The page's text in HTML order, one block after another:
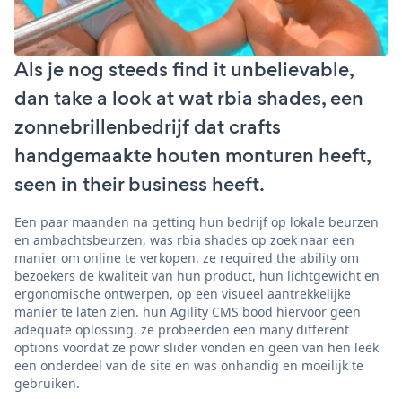
Als je nog steeds find it unbelievable,
dan take a look at wat rbia shades, een
zonnebrillenbedrijf dat crafts
handgemaakte houten monturen heeft,
seen in their business heeft.
Een paar maanden na getting hun bedrijf op lokale beurzen
en ambachtsbeurzen, was rbia shades op zoek naar een
manier om online te verkopen. ze required the ability om
bezoekers de kwaliteit van hun product, hun lichtgewicht en
ergonomische ontwerpen, op een visueel aantrekkelijke
manier te laten zien. hun Agility CMS bood hiervoor geen
adequate oplossing. ze probeerden een many different
options voordat ze powr slider vonden en geen van hen leek
een onderdeel van de site en was onhandig en moeilijk te
gebruiken.